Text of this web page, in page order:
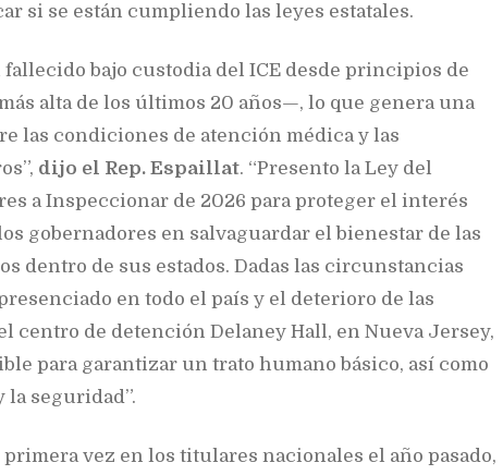
si se están cumpliendo las leyes estatales.
fallecido bajo custodia del ICE desde principios de
alta de los últimos 20 años—, lo que genera una
las condiciones de atención médica y las
dijo el Rep. Espaillat. “Presento la Ley del
a Inspeccionar de 2026 para proteger el interés
gobernadores en salvaguardar el bienestar de las
dentro de sus estados. Dadas las circunstancias
en todo el país y el deterioro de las
centro de detención Delaney Hall, en Nueva Jersey,
para garantizar un trato humano básico, así como
seguridad”.
vez en los titulares nacionales el año pasado,